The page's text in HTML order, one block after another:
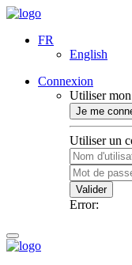
FR
English
Connexion
Utiliser
Je me
Utiliser un
Valider
Error: